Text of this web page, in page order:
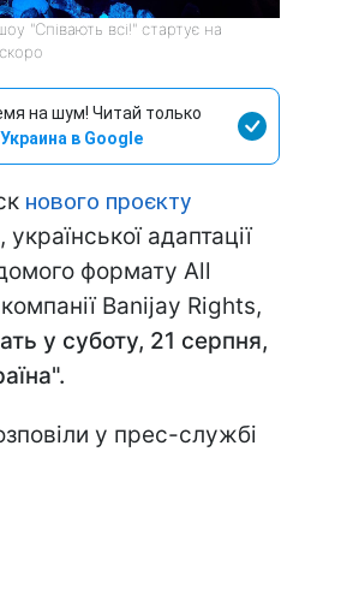
"Співають всі!" стартує на
на шум! Читай только
в Google
нового проєкту
, української адаптації
формату All
Banijay Rights,
у суботу, 21 серпня,
у прес-службі